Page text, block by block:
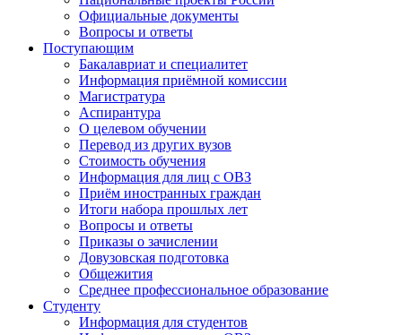
Официальные документы
Вопросы и ответы
Поступающим
Бакалавриат и специалитет
Информация приёмной комиссии
Магистратура
Аспирантура
О целевом обучении
Перевод из других вузов
Стоимость обучения
Информация для лиц с ОВЗ
Приём иностранных граждан
Итоги набора прошлых лет
Вопросы и ответы
Приказы о зачислении
Довузовская подготовка
Общежития
Среднее профессиональное образование
Студенту
Информация для студентов